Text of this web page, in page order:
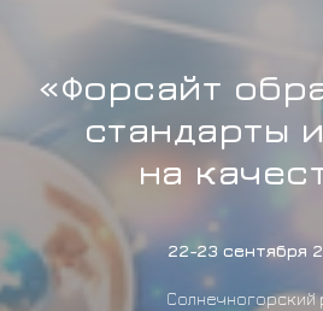
«Форсайт
стандарты
на
22-23 сентября
Солнечногорский